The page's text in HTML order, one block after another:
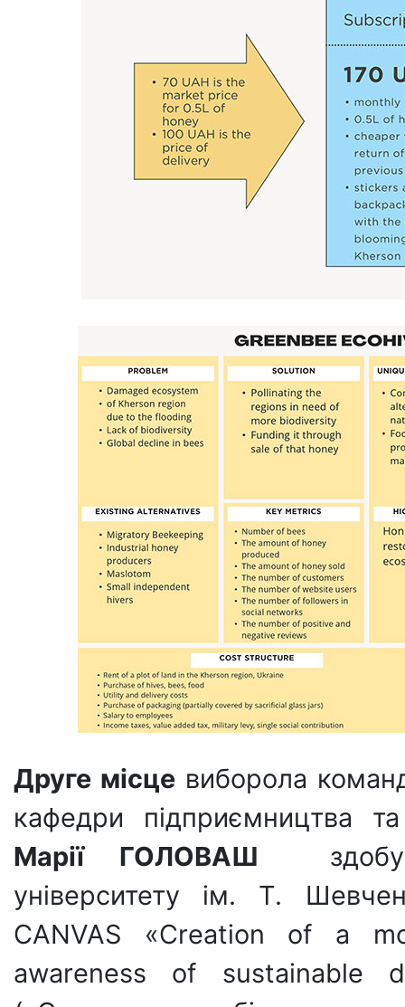
Друге місце виборола
кафедри підприємництва
Марії ГОЛОВАШ
університету ім. Т.
CANVAS «Creation of a
awareness of sustainable